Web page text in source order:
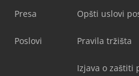
Presa
Poslovi
Opšti uslovi
Pravila tržišta
Izjava o zaštiti